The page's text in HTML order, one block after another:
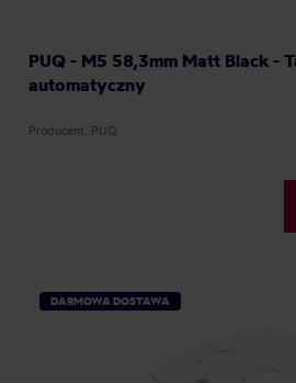
PUQ - M5 58,3mm Matt Black -
automatyczny
Producent: PUQ
DARMOWA DOSTAWA